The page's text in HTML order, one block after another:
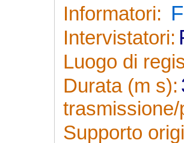
Informatori:
Intervistatori:
Luogo di
Durata (m s):
Supporto